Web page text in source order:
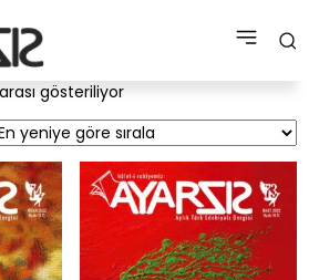
gösteriliyorEn
yeniye
göre
sıralandı